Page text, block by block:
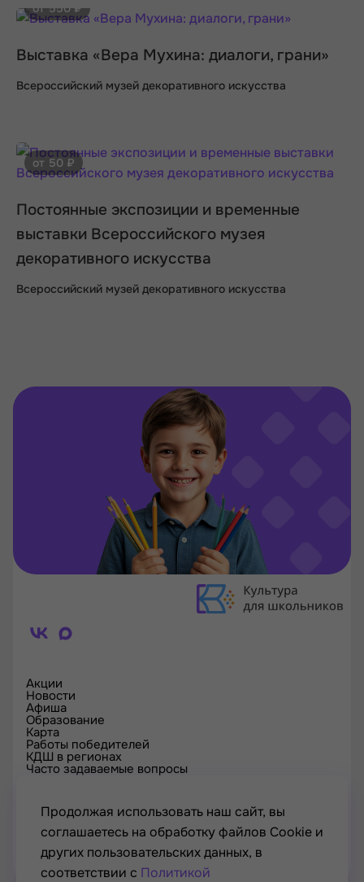
от 550 ₽
Выставка «Вера Мухина: диалоги, грани»
Всероссийский музей декоративного искусства
от 50 ₽
Постоянные экспозиции и временные
выставки Всероссийского музея
декоративного искусства
Всероссийский музей декоративного искусства
Акции
Новости
Афиша
Образование
Карта
Работы победителей
КДШ в регионах
Часто задаваемые вопросы
Проверка сертификата
Контакты
Продолжая использовать наш сайт, вы
соглашаетесь на обработку файлов Cookie и
других пользовательских данных, в
соответствии с Политикой